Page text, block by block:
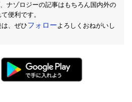
ナゾロジーの記事はもちろん国内外の
便利です。
、ぜひフォローよろしくおねがいし